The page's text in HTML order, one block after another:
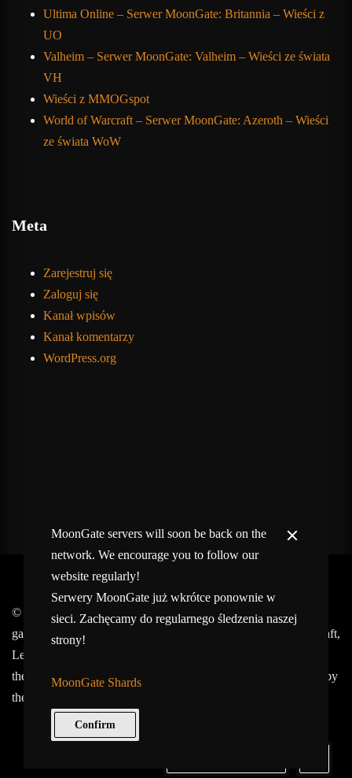
Ultima Online – Serwer MoonGate: Britannia – Wieści z
UO
Valheim – Serwer MoonGate: Valheim – Wieści ze świata
VH
Wieści z MMOGspot
World of Warcraft – Serwer MoonGate: Azeroth – Wieści
ze świata WoW
Meta
Zarejestruj się
Zaloguj się
Kanał wpisów
Kanał komentarzy
WordPress.org
© 2017-2026 MMOGspot. The logos and names of individual
games (Ultima Online, Valheim, Conan Exiles, World of Warcraft,
Legends of Aria, Black Desert Online, The End, Archeage) are
the property of their publishers. MoonGate servers are not kept by
them.
MoonGate servers will soon be back on the
network. We encourage you to follow our
website regularly!
Serwery MoonGate już wkrótce ponownie w
sieci. Zachęcamy do regularnego śledzenia naszej
strony!
MoonGate Shards
Confirm